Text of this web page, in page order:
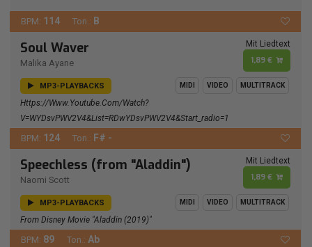
BPM: 114 Ton.: B
Soul Waver
Malika Ayane
Mit Liedtext
1,89 €
MP3-PLAYBACKS MIDI VIDEO MULTITRACK
Https://www.youtube.com/watch?
V=wYDsvPWV2V4&list=RDwYDsvPWV2V4&start_radio=1
BPM: 124 Ton.: F# -
Speechless (from "Aladdin")
Naomi Scott
Mit Liedtext
1,89 €
MP3-PLAYBACKS MIDI VIDEO MULTITRACK
From Disney Movie "Aladdin (2019)"
BPM: 89 Ton.: Ab